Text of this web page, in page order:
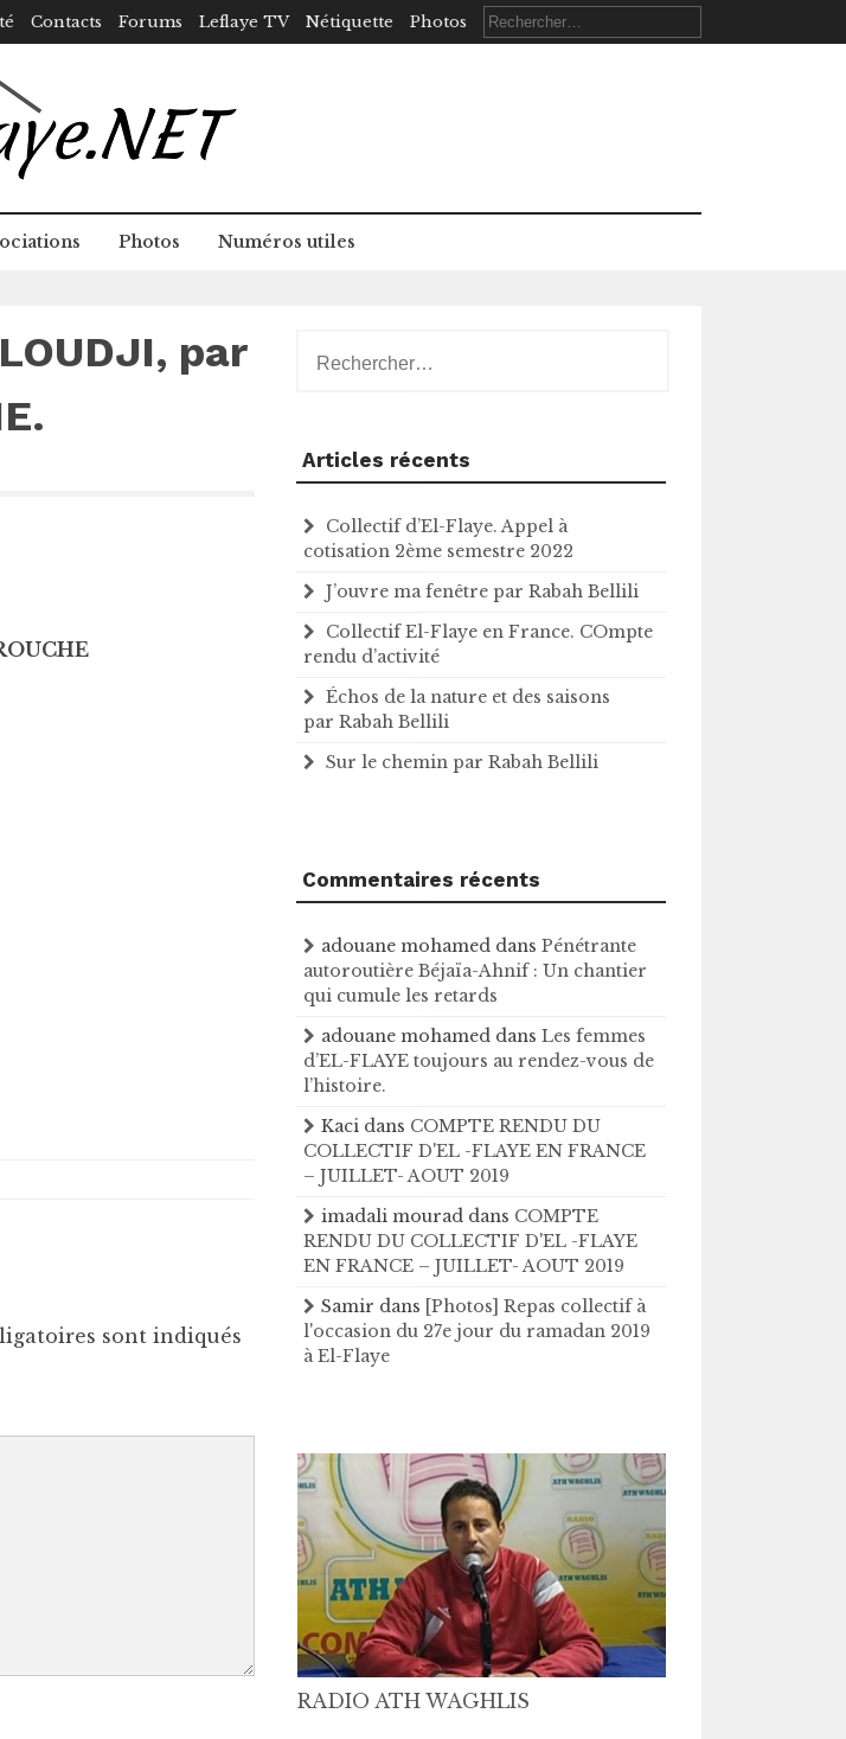
Contacts Forums Leflaye TV Nétiquette Photos Rechercher :
Photos Numéros utiles
par
sont indiqués
Articles récents
Collectif d’El-Flaye. Appel à
cotisation 2ème semestre 2022
J’ouvre ma fenêtre par Rabah Bellili
Collectif El-Flaye en France. COmpte
rendu d’activité
Échos de la nature et des saisons
par Rabah Bellili
Sur le chemin par Rabah Bellili
Commentaires récents
adouane mohamed dansPénétrante
autoroutière Béjaïa-Ahnif : Un chantier
qui cumule les retards
adouane mohamed dansLes femmes
d’EL-FLAYE toujours au rendez-vous de
l’histoire .
Kaci dans COMPTE RENDU DU
COLLECTIF D'EL -FLAYE EN FRANCE
– JUILLET- AOUT 2019
imadali mourad dans COMPTE
RENDU DU COLLECTIF D'EL -FLAYE
EN FRANCE – JUILLET- AOUT 2019
Samir dans [Photos] Repas collectif à
l'occasion du 27e jour du ramadan 2019
à El-Flaye
RADIO ATH WAGHLIS